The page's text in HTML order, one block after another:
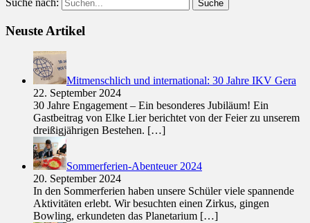
Neuste Artikel
Mitmenschlich und international: 30 Jahre IKV Gera
22. September 2024
30 Jahre Engagement – Ein besonderes Jubiläum! Ein
Gastbeitrag von Elke Lier berichtet von der Feier zu unserem
dreißigjährigen Bestehen. […]
Sommerferien-Abenteuer 2024
20. September 2024
In den Sommerferien haben unsere Schüler viele spannende
Aktivitäten erlebt. Wir besuchten einen Zirkus, gingen
Bowling, erkundeten das Planetarium […]